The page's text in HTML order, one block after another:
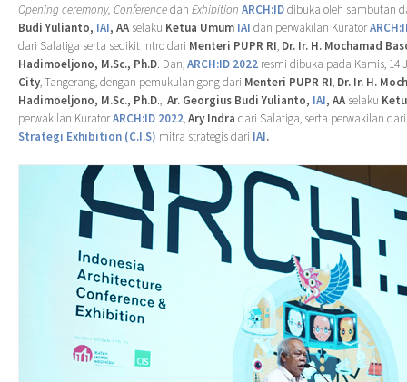
Opening ceremony, Conferencedan Exhibition ARCH:IDdibuka oleh sambutan
Budi Yulianto, IAI, AA selaku Ketua Umum IAI dan perwakilan Kurator
dari Salatiga serta sedikit intro dari Menteri PUPR RI, Dr. Ir. H. Mochamad
Hadimoeljono, M.Sc., Ph.D. Dan,ARCH:ID 2022 resmi dibuka pada Kamis, 14
City, Tangerang, dengan pemukulan gong dari Menteri PUPR RI, Dr. Ir. H.
Hadimoeljono, M.Sc., Ph.D., Ar. Georgius Budi Yulianto, IAI, AA selaku
perwakilan KuratorARCH:ID 2022,Ary Indra dari Salatiga, serta perwakilan
Strategi Exhibition (C.I.S) mitra strategis dari IAI.